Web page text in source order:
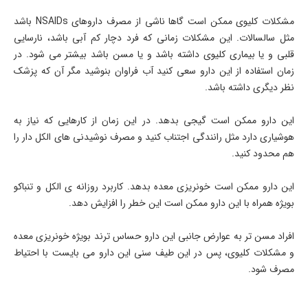
مشکلات کلیوی ممکن است گاها ناشی از مصرف داروهای NSAIDs باشد
مثل سالسالات. این مشکلات زمانی که فرد دچار کم آبی باشد، نارسایی
قلبی و یا بیماری کلیوی داشته باشد و یا مسن باشد بیشتر می شود. در
زمان استفاده از این دارو سعی کنید آب فراوان بنوشید مگر آن که پزشک
نظر دیگری داشته باشد.
این دارو ممکن است گیجی بدهد. در این زمان از کارهایی که نیاز به
هوشیاری دارد مثل رانندگی اجتناب کنید و مصرف نوشیدنی های الکل دار را
هم محدود کنید.
این دارو ممکن است خونریزی معده بدهد. کاربرد روزانه ی الکل و تنباکو
بویژه همراه با این دارو ممکن است این خطر را افزایش دهد.
افراد مسن تر به عوارض جانبی این دارو حساس ترند بویژه خونریزی معده
و مشکلات کلیوی، پس در این طیف سنی این دارو می بایست با احتیاط
مصرف شود.